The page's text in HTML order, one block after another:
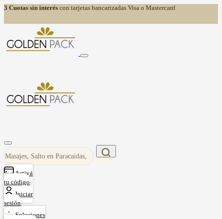
3 Cuotas sin interés con tarjetas bancarizadas Visa o Mastercard
Activá
tu código
Iniciar
sesión
Soluciones